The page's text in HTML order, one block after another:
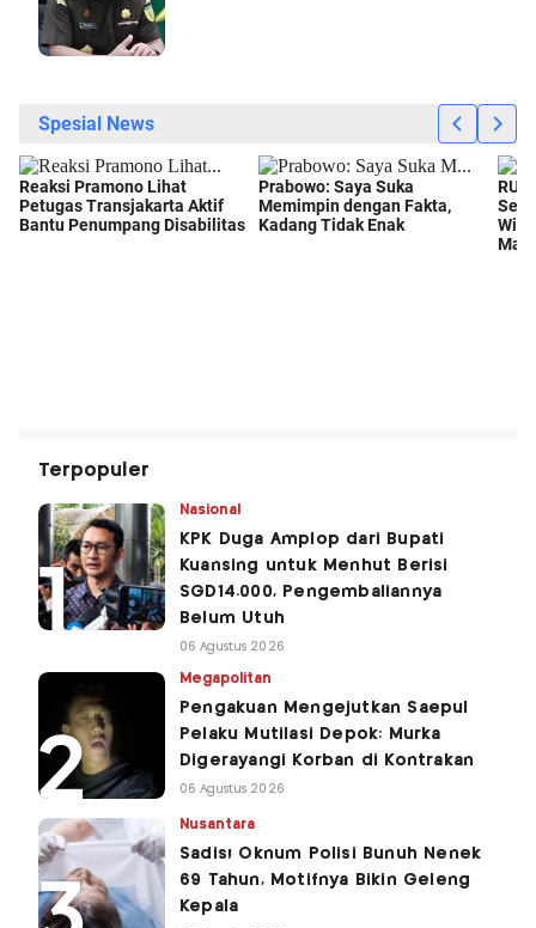
Terpopuler
Nasional
KPK Duga Amplop dari Bupati
Kuansing untuk Menhut Berisi
SGD14.000, Pengembaliannya
Belum Utuh
06 Agustus 2026
Megapolitan
Pengakuan Mengejutkan Saepul
Pelaku Mutilasi Depok: Murka
Digerayangi Korban di Kontrakan
06 Agustus 2026
Nusantara
Sadis! Oknum Polisi Bunuh Nenek
69 Tahun, Motifnya Bikin Geleng
Kepala